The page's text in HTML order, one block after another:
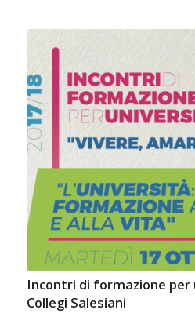
Incontri di formazione
Collegi Salesiani